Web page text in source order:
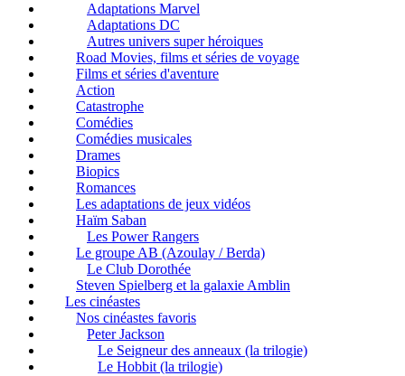
Adaptations Marvel
Adaptations DC
Autres univers super héroiques
Road Movies, films et séries de voyage
Films et séries d'aventure
Action
Catastrophe
Comédies
Comédies musicales
Drames
Biopics
Romances
Les adaptations de jeux vidéos
Haïm Saban
Les Power Rangers
Le groupe AB (Azoulay / Berda)
Le Club Dorothée
Steven Spielberg et la galaxie Amblin
Les cinéastes
Nos cinéastes favoris
Peter Jackson
Le Seigneur des anneaux (la trilogie)
Le Hobbit (la trilogie)